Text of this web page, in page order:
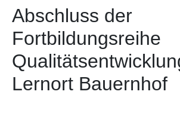
Abschluss der
Fortbildungsreihe
Lernort Bauernhof